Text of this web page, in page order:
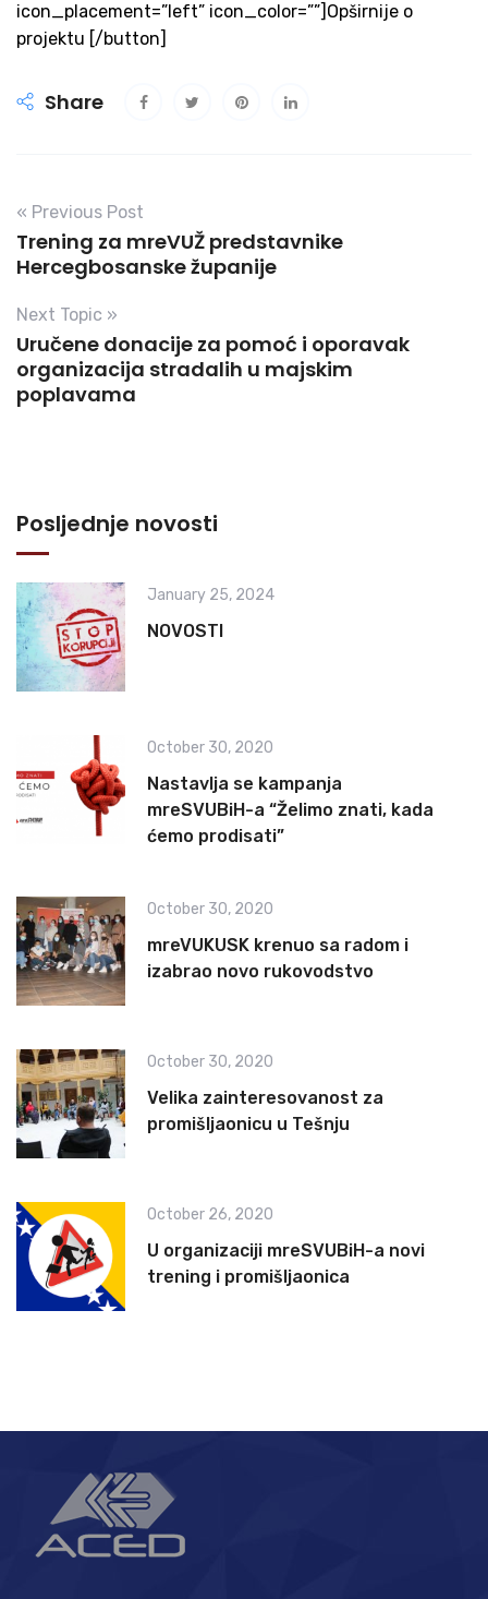
icon_placement=”left” icon_color=””]Opširnije o
projektu [/button]
Share
« Previous Post
Trening za mreVUŽ predstavnike
Hercegbosanske županije
Next Topic »
Uručene donacije za pomoć i oporavak
organizacija stradalih u majskim
poplavama
Posljednje novosti
January 25, 2024
NOVOSTI
October 30, 2020
Nastavlja se kampanja
mreSVUBiH-a “Želimo znati, kada
ćemo prodisati”
October 30, 2020
mreVUKUSK krenuo sa radom i
izabrao novo rukovodstvo
October 30, 2020
Velika zainteresovanost za
promišljaonicu u Tešnju
October 26, 2020
U organizaciji mreSVUBiH-a novi
trening i promišljaonica